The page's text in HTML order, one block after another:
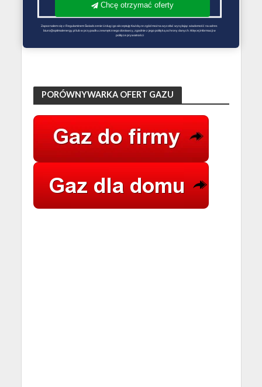
PORÓWNYWARKA OFERT GAZU
Chcę otrzymać oferty
Zapoznałem się z Regulaminem Świadczenie Usług i go akceptuję Każdą ze zgód można wycofać wysyłając wiadomość na adres
biuro@optimalenergy.pl lub w przypadku zewnętrznego dostawcy, zgodnie z jego polityką ochrony danych. Więcej informacji w
polityce prywatności